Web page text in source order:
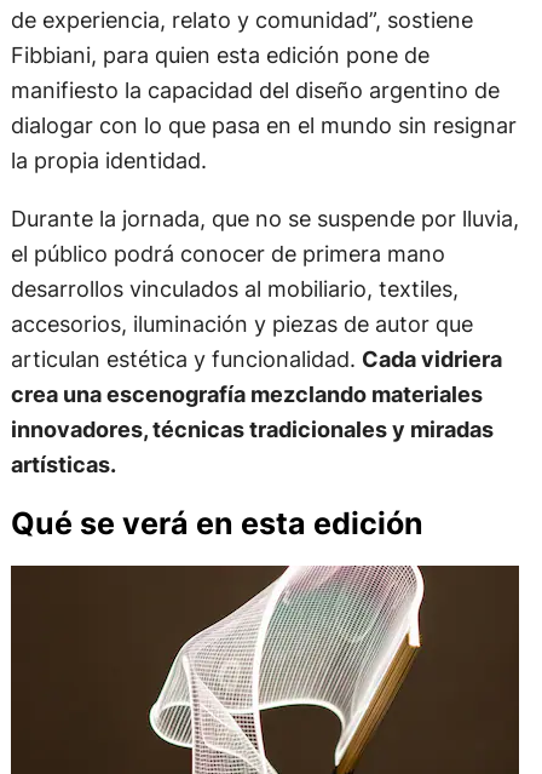
de experiencia, relato y comunidad”, sostiene
Fibbiani, para quien esta edición pone de
manifiesto la capacidad del diseño argentino de
dialogar con lo que pasa en el mundo sin resignar
la propia identidad.
Durante la jornada, que no se suspende por lluvia,
el público podrá conocer de primera mano
desarrollos vinculados al mobiliario, textiles,
accesorios, iluminación y piezas de autor que
articulan estética y funcionalidad. Cada vidriera
crea una escenografía mezclando materiales
innovadores, técnicas tradicionales y miradas
artísticas.
Qué se verá en esta edición